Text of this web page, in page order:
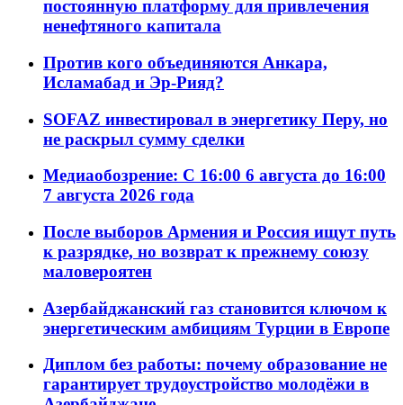
постоянную платформу для привлечения
ненефтяного капитала
Против кого объединяются Анкара,
Исламабад и Эр-Рияд?
SOFAZ инвестировал в энергетику Перу, но
не раскрыл сумму сделки
Медиаобозрение: С 16:00 6 августа до 16:00
7 августа 2026 года
После выборов Армения и Россия ищут путь
к разрядке, но возврат к прежнему союзу
маловероятен
Азербайджанский газ становится ключом к
энергетическим амбициям Турции в Европе
Диплом без работы: почему образование не
гарантирует трудоустройство молодёжи в